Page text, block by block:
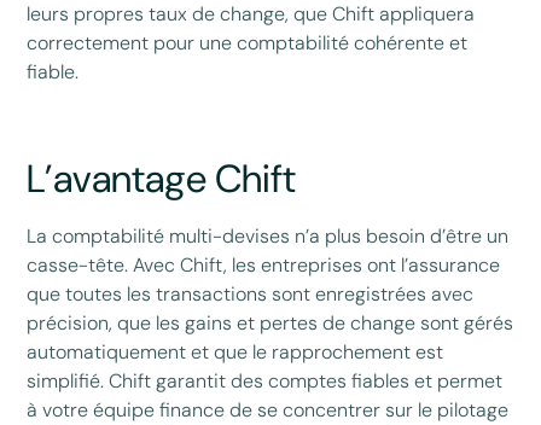
leurs propres taux de change, que Chift appliquera
correctement pour une comptabilité cohérente et
fiable.
L’avantage Chift
La comptabilité multi-devises n’a plus besoin d’être un
casse-tête. Avec Chift, les entreprises ont l’assurance
que toutes les transactions sont enregistrées avec
précision, que les gains et pertes de change sont gérés
automatiquement et que le rapprochement est
simplifié. Chift garantit des comptes fiables et permet
à votre équipe finance de se concentrer sur le pilotage